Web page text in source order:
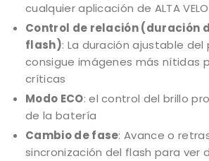
cualquier aplicación de ALTA
Control de relación (duración
flash): La duración ajustable del
consigue imágenes más nítidas
críticas
Modo ECO: el control del brillo
de la batería
Cambio de fase: Avance o
sincronización del flash para ver